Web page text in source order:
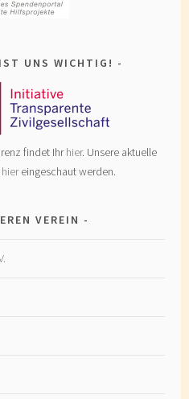
UNS WICHTIG!
findet Ihrhier. Unsere aktuelle
hiereingeschaut werden.
VEREIN